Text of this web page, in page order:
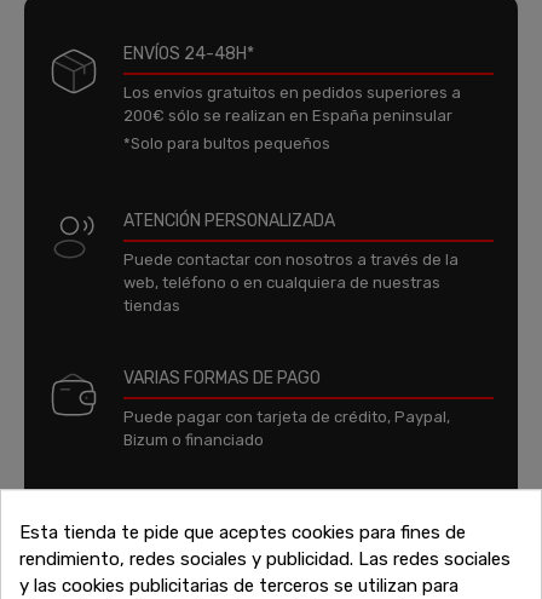
ENVÍOS 24-48H*
Los envíos gratuitos en pedidos superiores a
200€ sólo se realizan en España peninsular
*Solo para bultos pequeños
ATENCIÓN PERSONALIZADA
Puede contactar con nosotros a través de la
web, teléfono o en cualquiera de nuestras
tiendas
VARIAS FORMAS DE PAGO
Puede pagar con tarjeta de crédito, Paypal,
Bizum o financiado
Financia tu compra y paga tus compras con
tranquilidad
Esta tienda te pide que aceptes cookies para fines de
rendimiento, redes sociales y publicidad. Las redes sociales
y las cookies publicitarias de terceros se utilizan para